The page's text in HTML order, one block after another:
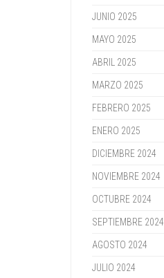
JUNIO 2025
MAYO 2025
ABRIL 2025
MARZO 2025
FEBRERO 2025
ENERO 2025
DICIEMBRE 2024
NOVIEMBRE 2024
OCTUBRE 2024
SEPTIEMBRE 2024
AGOSTO 2024
JULIO 2024